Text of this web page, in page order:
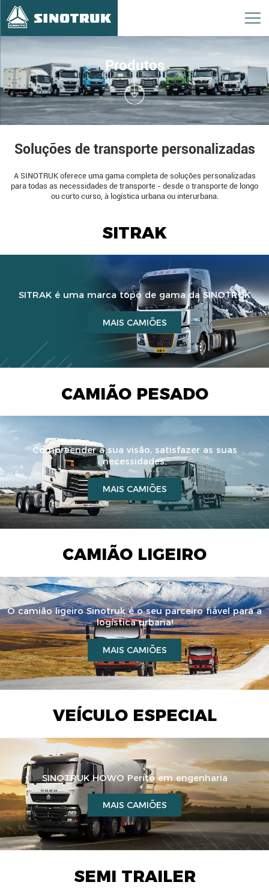
Produtos
Soluções de transporte personalizadas
A SINOTRUK oferece uma gama completa de soluções personalizadas
para todas as necessidades de transporte - desde o transporte de longo
ou curto curso, à logística urbana ou interurbana.
SITRAK
SITRAK é uma marca topo de gama da SINOTRUK
MAIS CAMIÕES
CAMIÃO PESADO
Compreender a sua visão, satisfazer as suas
necessidades.
MAIS CAMIÕES
CAMIÃO LIGEIRO
O camião ligeiro Sinotruk é o seu parceiro fiável para a
logística urbana!
MAIS CAMIÕES
VEÍCULO ESPECIAL
SINOTRUK HOWO Perito em engenharia
MAIS CAMIÕES
SEMI TRAILER